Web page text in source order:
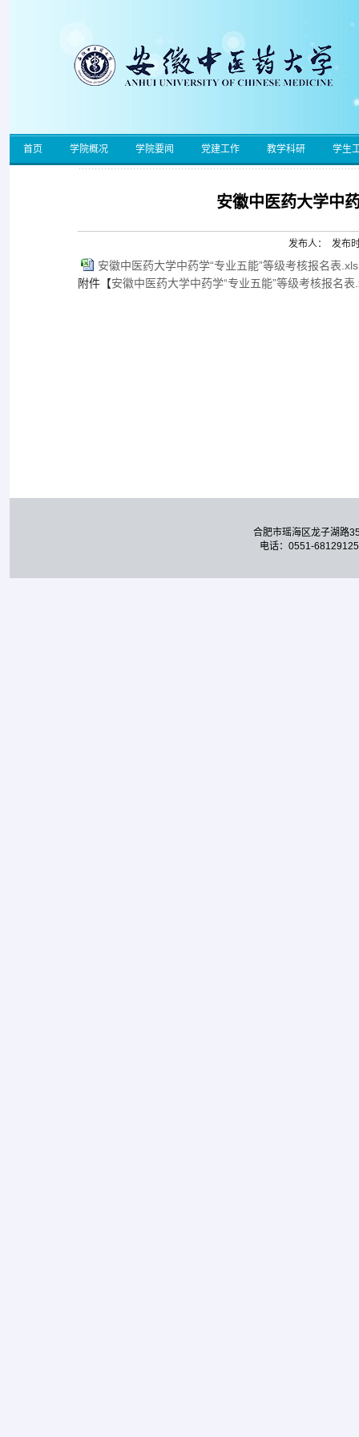
首页 学院概况 学院要闻 党建工作 教学科研 学生
安徽中医药大学中
发布人： 发布
安徽中医药大学中药学“专业五能”等级考核报名表.xls
附件【安徽中医药大学中药学“专业五能”等级考核报名表
合肥市瑶海区龙子湖路
电话：0551-